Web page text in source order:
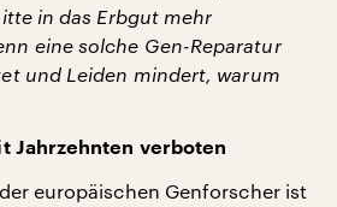
in das Erbgut mehr
eine solche Gen-Reparatur
und Leiden mindert, warum
Jahrzehnten verboten
europäischen Genforscher ist